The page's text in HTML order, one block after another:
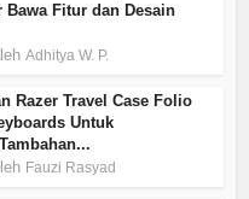
Bawa Fitur dan Desain
Adhitya W. P.
Razer Travel Case Folio
Untuk
Fauzi Rasyad